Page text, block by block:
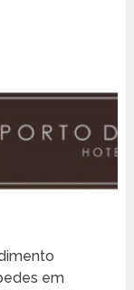
em